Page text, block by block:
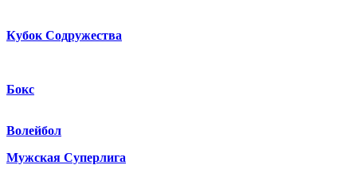
Кубок Содружества
Бокс
Волейбол
Мужская Суперлига